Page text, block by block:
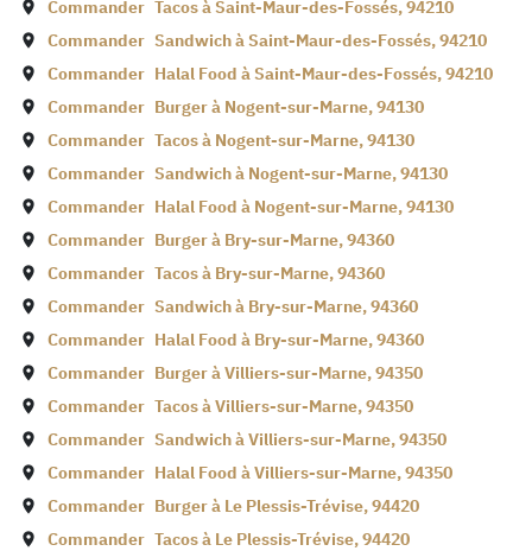
Commander Tacos àSaint-Maur-des-Fossés,94210
Commander Sandwich àSaint-Maur-des-Fossés,94210
Commander Halal Food àSaint-Maur-des-Fossés,94210
Commander Burger à Nogent-sur-Marne,94130
Commander Tacos à Nogent-sur-Marne,94130
Commander Sandwich à Nogent-sur-Marne,94130
Commander Halal Food à Nogent-sur-Marne,94130
Commander Burger à Bry-sur-Marne,94360
Commander Tacos à Bry-sur-Marne,94360
Commander Sandwich à Bry-sur-Marne,94360
Commander Halal Food à Bry-sur-Marne,94360
Commander Burger àVilliers-sur-Marne,94350
Commander Tacos àVilliers-sur-Marne,94350
Commander Sandwich àVilliers-sur-Marne,94350
Commander Halal Food àVilliers-sur-Marne,94350
Commander Burger à Le Plessis-Trévise,94420
Commander Tacos à Le Plessis-Trévise,94420